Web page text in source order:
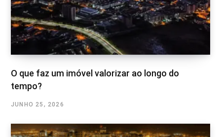
O que faz um imóvel valorizar ao longo do
tempo?
JUNHO 25, 2026